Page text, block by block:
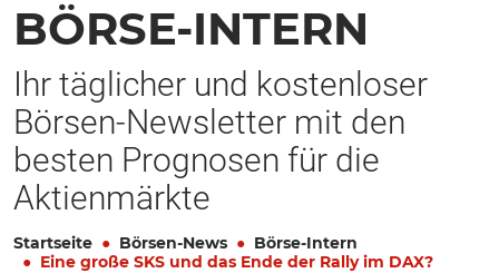
BÖRSE-INTERN
Ihr täglicher und kostenloser
Börsen-Newsletter mit den
besten Prognosen für die
Aktienmärkte
Startseite Börsen-News
Börse-Intern
Eine große SKS und das Ende der Rally im DAX?